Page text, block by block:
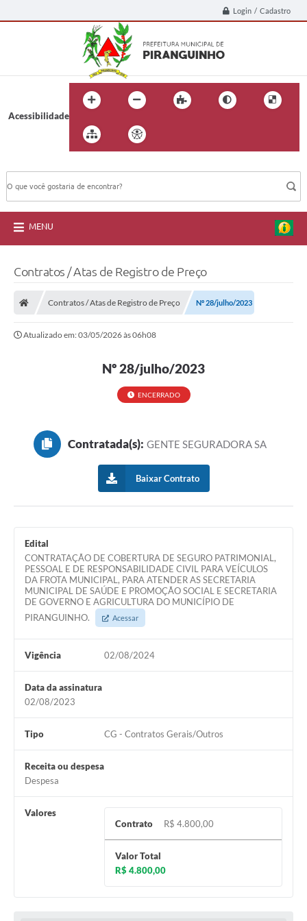
Login / Cadastro
Acessibilidade
MENU
Contratos / Atas de Registro de Preço
Contratos / Atas de Registro de Preço Nº 28/julho/2023
Atualizado em: 03/05/2026 às 06h08
Nº 28/julho/2023
ENCERRADO
Contratada(s): GENTE SEGURADORA SA
Baixar Contrato
Edital
CONTRATAÇÃO DE COBERTURA DE SEGURO PATRIMONIAL,
PESSOAL E DE RESPONSABILIDADE CIVIL PARA VEÍCULOS
DA FROTA MUNICIPAL, PARA ATENDER AS SECRETARIA
MUNICIPAL DE SAÚDE E PROMOÇÃO SOCIAL E SECRETARIA
DE GOVERNO E AGRICULTURA DO MUNICÍPIO DE
PIRANGUINHO.
Acessar
Vigência 02/08/2024
Data da assinatura
02/08/2023
Tipo CG - Contratos Gerais/Outros
Receita ou despesa
Despesa
Valores
Contrato
R$ 4.800,00
Valor Total
R$ 4.800,00